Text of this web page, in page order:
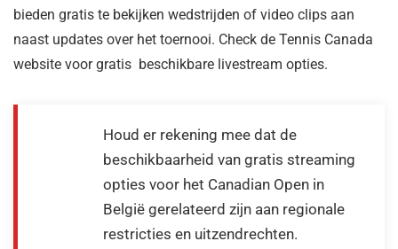
bieden gratis te bekijken wedstrijden of video clips aan
naast updates over het toernooi. Check de Tennis Canada
website voor gratis beschikbare livestream opties.
Houd er rekening mee dat de
beschikbaarheid van gratis streaming
opties voor het Canadian Open in
België gerelateerd zijn aan regionale
restricties en uitzendrechten.